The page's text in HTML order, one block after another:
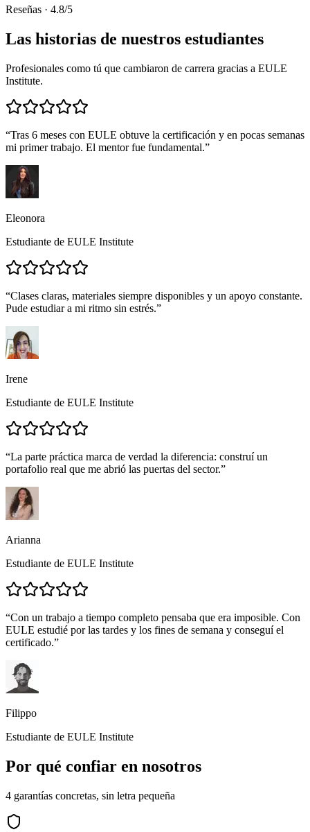
Reseñas · 4.8/5
Las historias de nuestros estudiantes
Profesionales como tú que cambiaron de carrera gracias a EULE
Institute.
“Tras 6 meses con EULE obtuve la certificación y en pocas semanas
mi primer trabajo. El mentor fue fundamental.”
Eleonora
Estudiante de EULE Institute
“Clases claras, materiales siempre disponibles y un apoyo constante.
Pude estudiar a mi ritmo sin estrés.”
Irene
Estudiante de EULE Institute
“La parte práctica marca de verdad la diferencia: construí un
portafolio real que me abrió las puertas del sector.”
Arianna
Estudiante de EULE Institute
“Con un trabajo a tiempo completo pensaba que era imposible. Con
EULE estudié por las tardes y los fines de semana y conseguí el
certificado.”
Filippo
Estudiante de EULE Institute
Por qué confiar en nosotros
4 garantías concretas, sin letra pequeña